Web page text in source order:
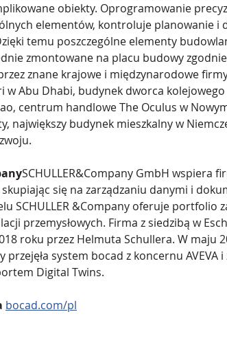
obiekty. Oprogramowanie
elementów, kontroluje planowanie i
temu poszczególne elementy
zmontowane na placu budowy
znane krajowe i międzynarodowe
w Abu Dhabi, budynek dworca kolejowego
centrum handlowe The Oculus w
największy budynek mieszkalny w
SCHULLER&Company GmbH wspiera
się na zarządzaniu danymi i
SCHULLER &Company oferuje portfolio
przemysłowych. Firma z siedzibą w
roku przez Helmuta Schullera. W maju
przejęła system bocad z koncernu AVEVA
Digital Twins.
bocad.com/pl